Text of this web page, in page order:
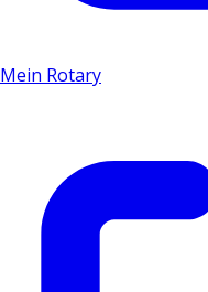
Mein Rotary